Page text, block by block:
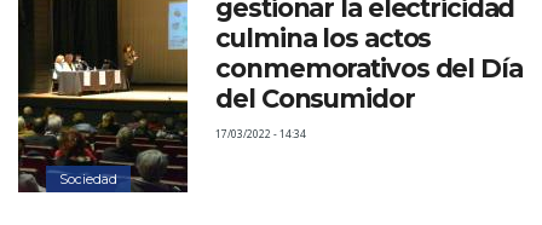
Sociedad
gestionar la electricidad
culmina los actos
conmemorativos del Día
del Consumidor
17/03/2022 - 14:34